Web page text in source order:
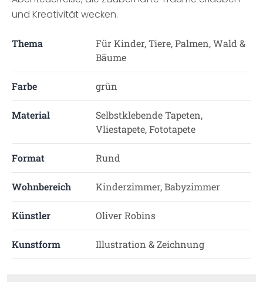
und Kreativität wecken.
Thema
Für Kinder, Tiere, Palmen, Wald &
Bäume
Farbe grün
Material
Selbstklebende Tapeten,
Vliestapete, Fototapete
Format Rund
Wohnbereich Kinderzimmer, Babyzimmer
Künstler Oliver Robins
Kunstform Illustration & Zeichnung